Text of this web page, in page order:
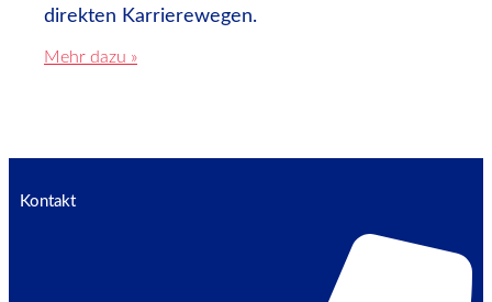
direkten Karrierewegen.
Mehr dazu »
Kontakt